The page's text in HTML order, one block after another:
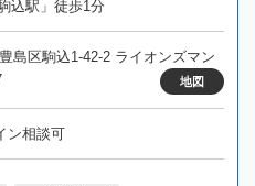
込駅」徒歩1分
島区駒込1-42-2 ライオンズマン
地図
ン相談可